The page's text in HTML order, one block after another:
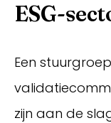
ESG-
Een
zijn aan de